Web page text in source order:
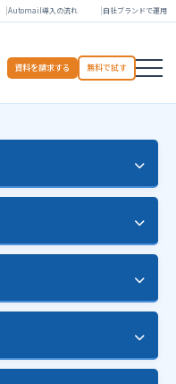
Automail導入の流れ 自社ブランドで運用
資料を請求する 無料で試す